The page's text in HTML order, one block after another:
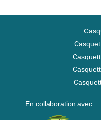
En collaboration avec